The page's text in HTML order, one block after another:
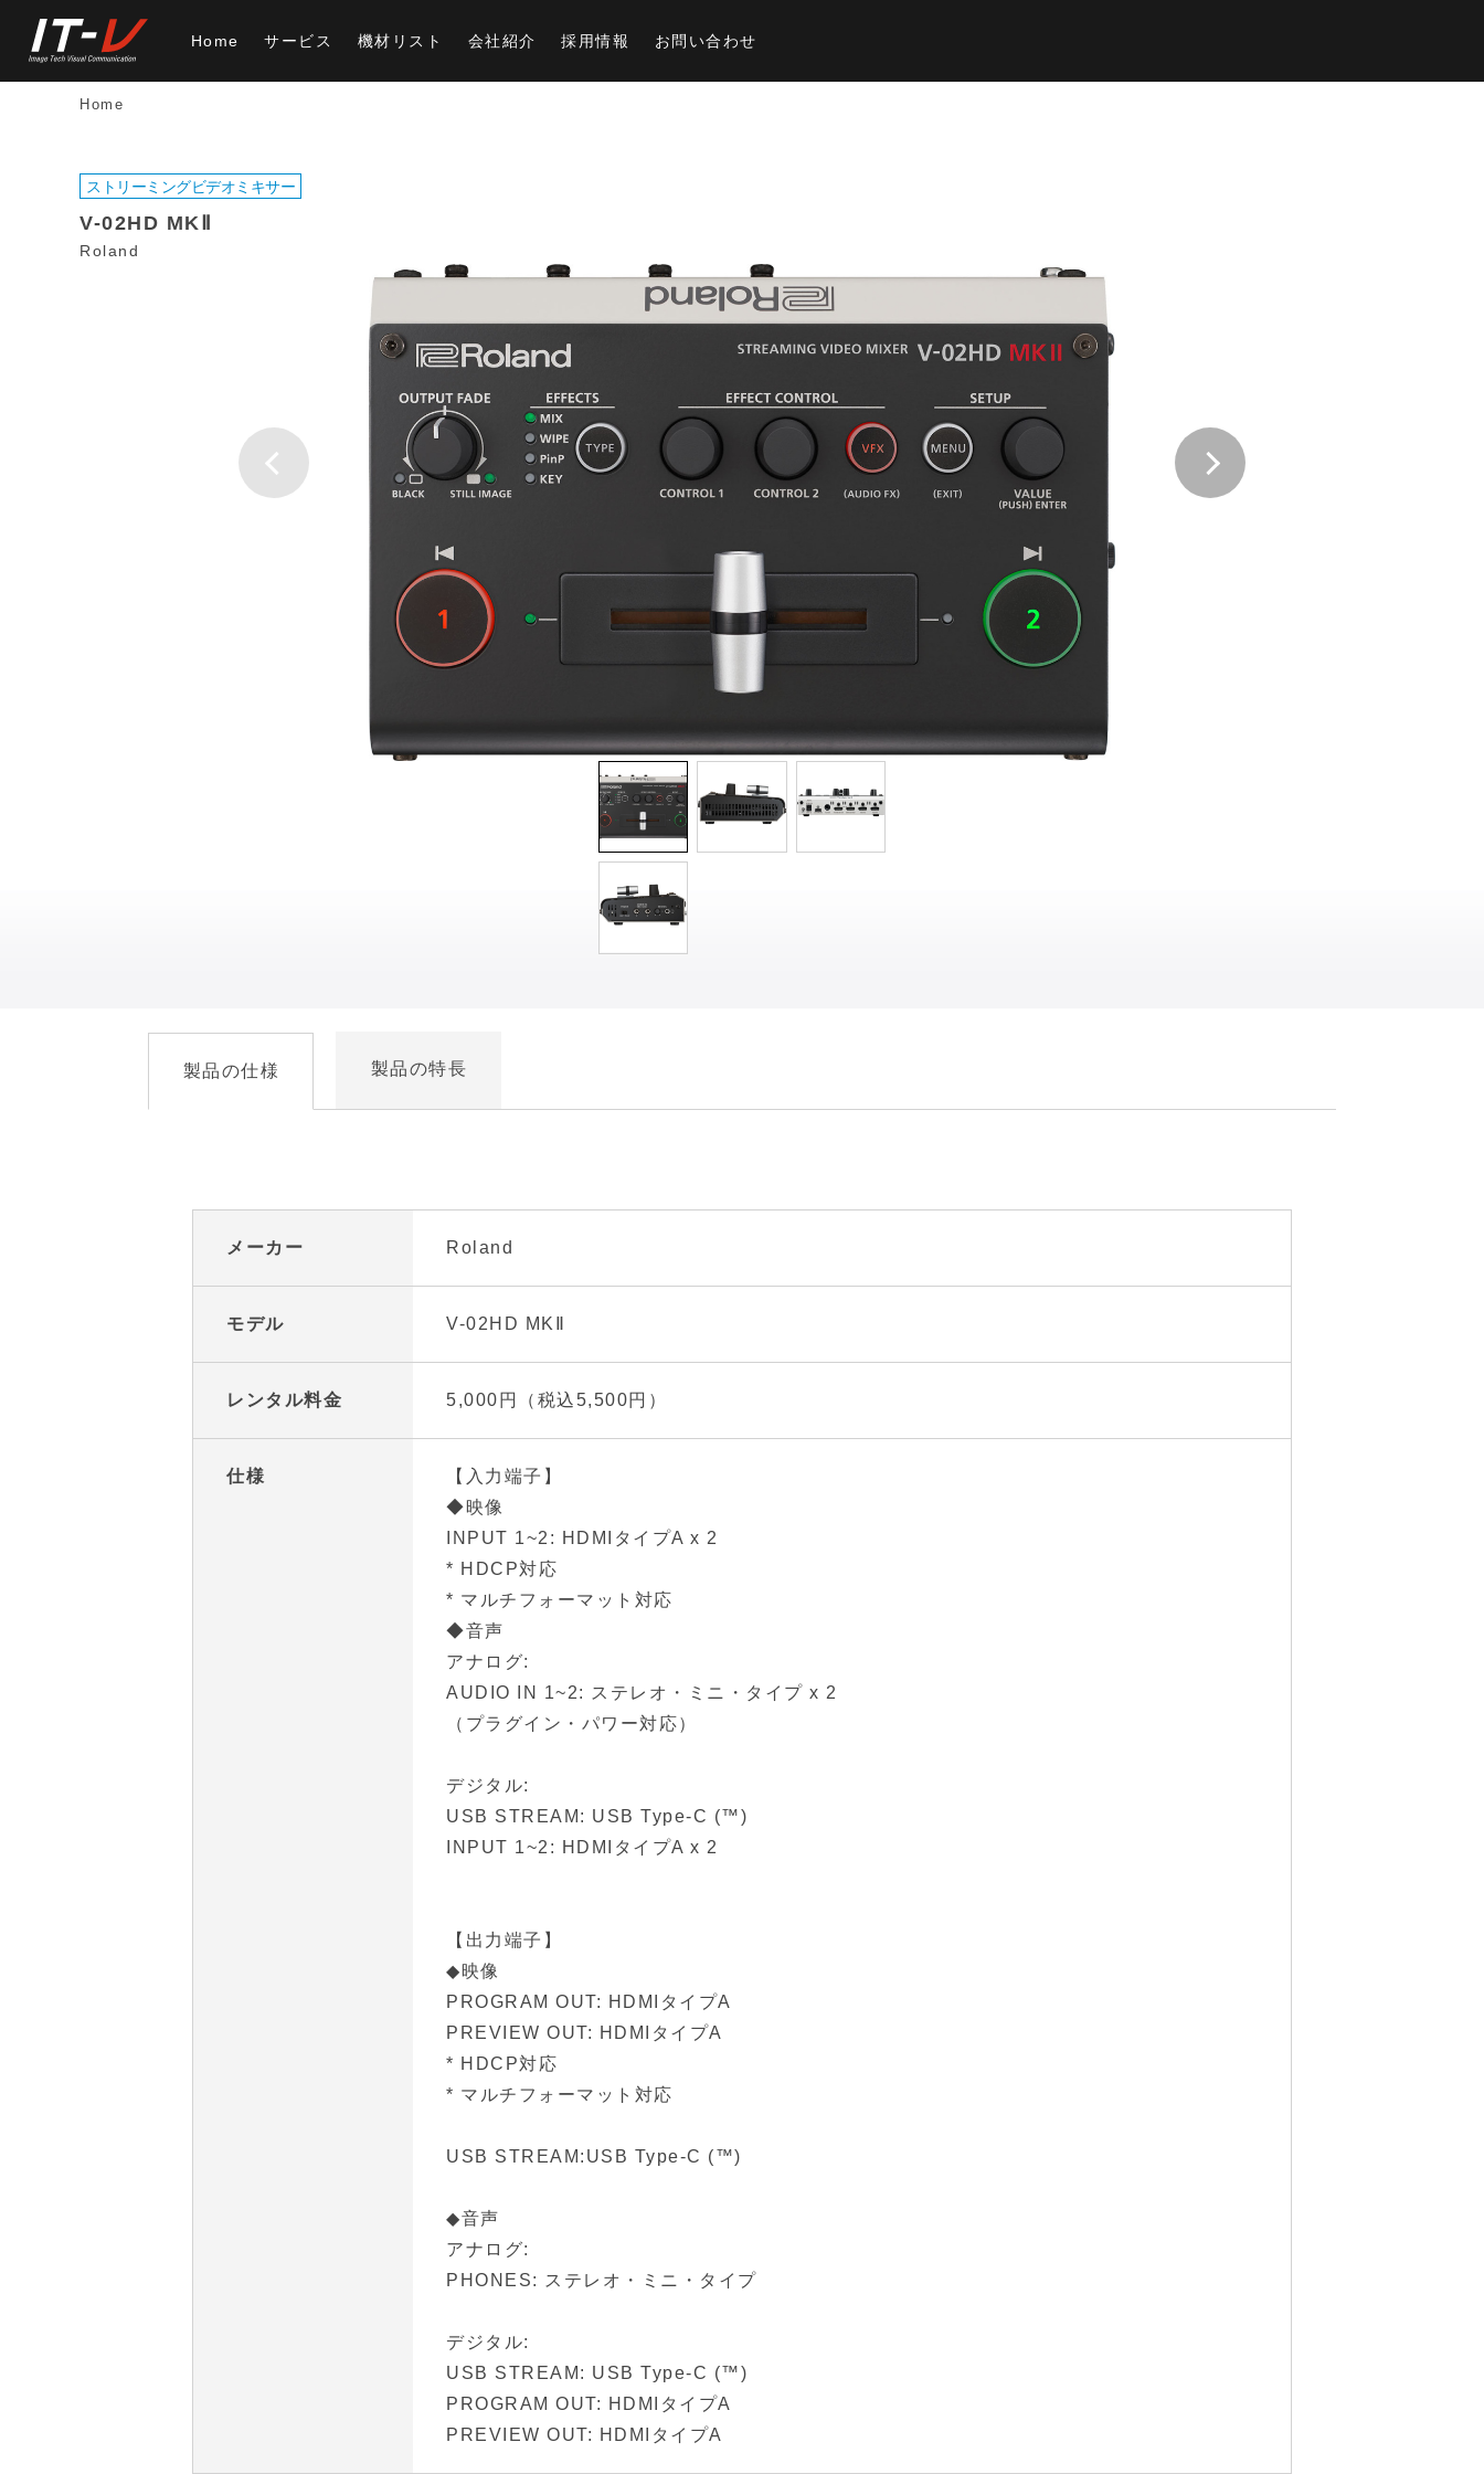
Home サービス 機材リスト 会社紹介 採用情報 お問い合わせ
Home
ストリーミングビデオミキサー
V-02HD MKⅡ
Roland
製品の仕様
メーカー Roland
モデル V-02HD MKⅡ
レンタル料金 5,000円（税込5,500円）
仕様
【入力端子】
◆映像
INPUT 1~2: HDMIタイプA x 2
* HDCP対応
* マルチフォーマット対応
◆音声
アナログ:
AUDIO IN 1~2: ステレオ・ミニ・タイプ x 2
（プラグイン・パワー対応）
デジタル:
USB STREAM: USB Type-C (™)
INPUT 1~2: HDMIタイプA x 2
【出力端子】
◆映像
PROGRAM OUT: HDMIタイプA
PREVIEW OUT: HDMIタイプA
* HDCP対応
* マルチフォーマット対応
USB STREAM:USB Type-C (™)
◆音声
アナログ:
PHONES: ステレオ・ミニ・タイプ
デジタル:
USB STREAM: USB Type-C (™)
PROGRAM OUT: HDMIタイプA
PREVIEW OUT: HDMIタイプA
製品の特長